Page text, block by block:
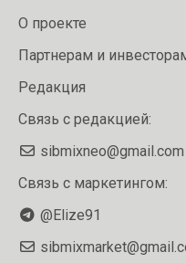
О проекте
Партнерам и
Редакция
Связь с редакцией:
sibmixneo@gmail.com
Связь с маркетингом:
@Elize91